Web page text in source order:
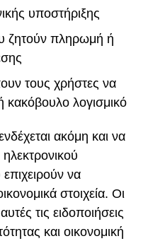
υποστήριξης
ζητούν πληρωμή ή
τους χρήστες να
λογισμικό
ακόμη και να
να
στοιχεία. Οι
τις ειδοποιήσεις
και οικονομική